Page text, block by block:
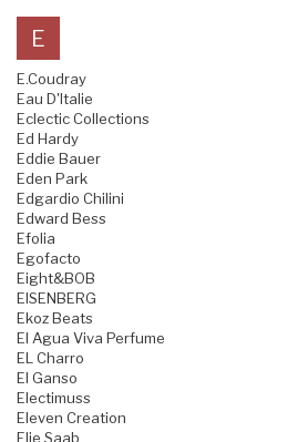
E
E.Coudray
Eau D'Italie
Eclectic Collections
Ed Hardy
Eddie Bauer
Eden Park
Edgardio Chilini
Edward Bess
Efolia
Egofacto
Eight&BOB
EISENBERG
Ekoz Beats
El Agua Viva Perfume
EL Charro
El Ganso
Electimuss
Eleven Creation
Elie Saab